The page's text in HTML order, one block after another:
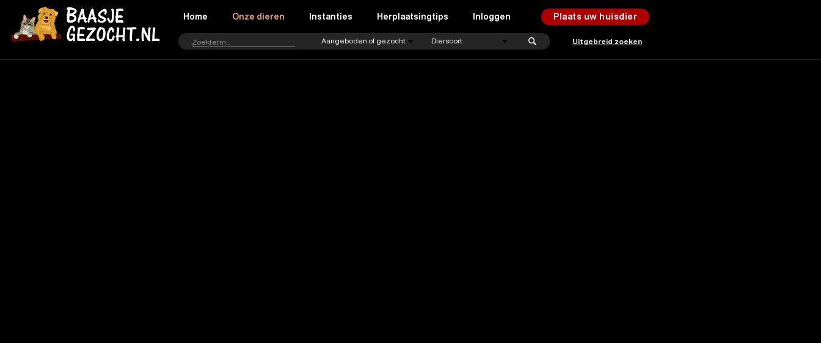
Home Onze dieren Instanties Herplaatsingtips Inloggen Plaats uw huisdier
Uitgebreid zoeken